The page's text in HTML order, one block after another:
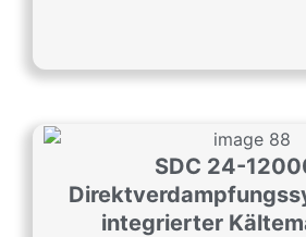
SDC 24-
integrierter